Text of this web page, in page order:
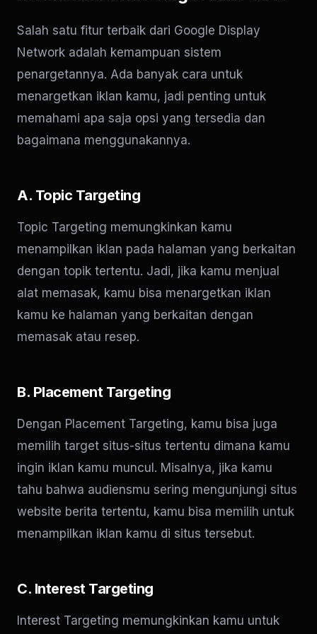
Salah satu fitur terbaik dari Google Display
Network adalah kemampuan sistem
penargetannya. Ada banyak cara untuk
menargetkan iklan kamu, jadi penting untuk
memahami apa saja opsi yang tersedia dan
bagaimana menggunakannya.
A. Topic Targeting
Topic Targeting memungkinkan kamu
menampilkan iklan pada halaman yang berkaitan
dengan topik tertentu. Jadi, jika kamu menjual
alat memasak, kamu bisa menargetkan iklan
kamu ke halaman yang berkaitan dengan
memasak atau resep.
B. Placement Targeting
Dengan Placement Targeting, kamu bisa juga
memilih target situs-situs tertentu dimana kamu
ingin iklan kamu muncul. Misalnya, jika kamu
tahu bahwa audiensmu sering mengunjungi situs
website berita tertentu, kamu bisa memilih untuk
menampilkan iklan kamu di situs tersebut.
C. Interest Targeting
Interest Targeting memungkinkan kamu untuk